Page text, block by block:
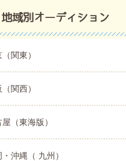
地域別オーディション
関東）
関西）
（東海版）
沖縄（ 九州）